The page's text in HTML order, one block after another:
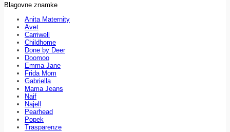
Blagovne znamke
Anita Maternity
Avet
Carriwell
Childhome
Done by Deer
Doomoo
Emma Jane
Frida Mom
Gabriella
Mama Jeans
Naif
Najell
Pearhead
Popek
Trasparenze